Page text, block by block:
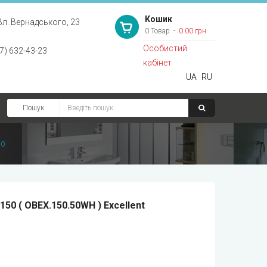
Вернадського, 23
632-43-23
Кошик
0 Товар 0.00 грн
Особистий
кабінет
UA
RU
Пошук
( OBEX.150.50WH ) Excellent